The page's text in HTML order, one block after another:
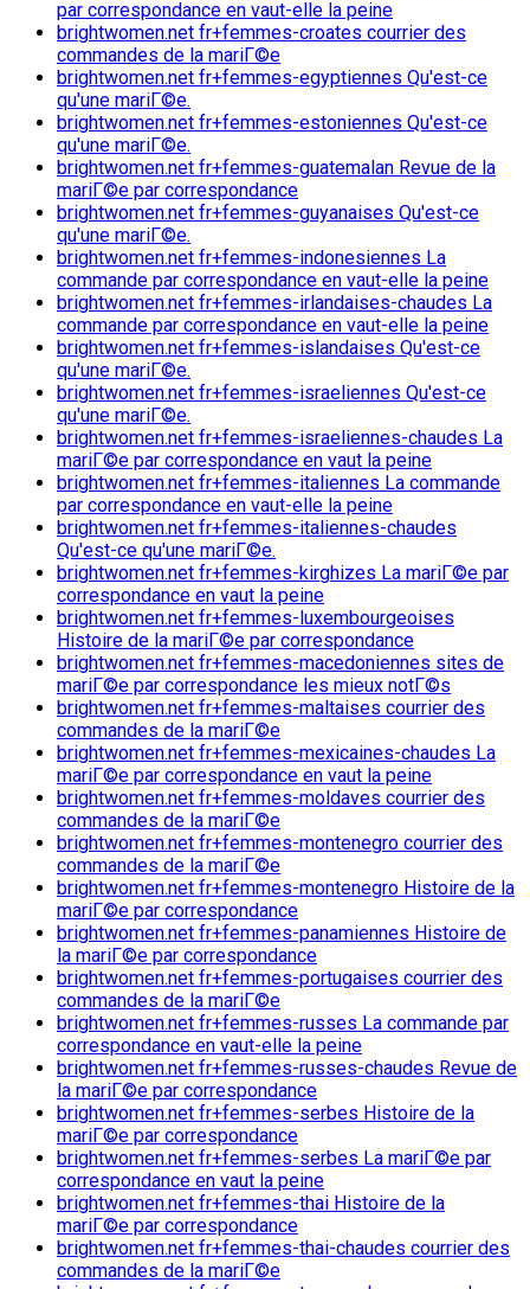
par correspondance en vaut-elle la peine
brightwomen.net fr+femmes-croates courrier des
commandes de la mariГ©e
brightwomen.net fr+femmes-egyptiennes Qu'est-ce
qu'une mariГ©e.
brightwomen.net fr+femmes-estoniennes Qu'est-ce
qu'une mariГ©e.
brightwomen.net fr+femmes-guatemalan Revue de la
mariГ©e par correspondance
brightwomen.net fr+femmes-guyanaises Qu'est-ce
qu'une mariГ©e.
brightwomen.net fr+femmes-indonesiennes La
commande par correspondance en vaut-elle la peine
brightwomen.net fr+femmes-irlandaises-chaudes La
commande par correspondance en vaut-elle la peine
brightwomen.net fr+femmes-islandaises Qu'est-ce
qu'une mariГ©e.
brightwomen.net fr+femmes-israeliennes Qu'est-ce
qu'une mariГ©e.
brightwomen.net fr+femmes-israeliennes-chaudes La
mariГ©e par correspondance en vaut la peine
brightwomen.net fr+femmes-italiennes La commande
par correspondance en vaut-elle la peine
brightwomen.net fr+femmes-italiennes-chaudes
Qu'est-ce qu'une mariГ©e.
brightwomen.net fr+femmes-kirghizes La mariГ©e par
correspondance en vaut la peine
brightwomen.net fr+femmes-luxembourgeoises
Histoire de la mariГ©e par correspondance
brightwomen.net fr+femmes-macedoniennes sites de
mariГ©e par correspondance les mieux notГ©s
brightwomen.net fr+femmes-maltaises courrier des
commandes de la mariГ©e
brightwomen.net fr+femmes-mexicaines-chaudes La
mariГ©e par correspondance en vaut la peine
brightwomen.net fr+femmes-moldaves courrier des
commandes de la mariГ©e
brightwomen.net fr+femmes-montenegro courrier des
commandes de la mariГ©e
brightwomen.net fr+femmes-montenegro Histoire de la
mariГ©e par correspondance
brightwomen.net fr+femmes-panamiennes Histoire de
la mariГ©e par correspondance
brightwomen.net fr+femmes-portugaises courrier des
commandes de la mariГ©e
brightwomen.net fr+femmes-russes La commande par
correspondance en vaut-elle la peine
brightwomen.net fr+femmes-russes-chaudes Revue de
la mariГ©e par correspondance
brightwomen.net fr+femmes-serbes Histoire de la
mariГ©e par correspondance
brightwomen.net fr+femmes-serbes La mariГ©e par
correspondance en vaut la peine
brightwomen.net fr+femmes-thai Histoire de la
mariГ©e par correspondance
brightwomen.net fr+femmes-thai-chaudes courrier des
commandes de la mariГ©e